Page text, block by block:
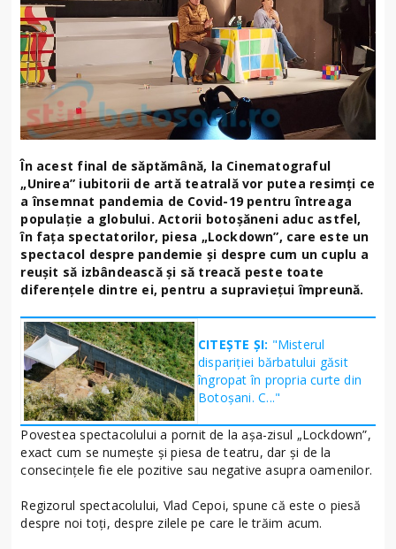
În acest final de săptămână, la Cinematograful
„Unirea” iubitorii de artă teatrală vor putea resimți ce
a însemnat pandemia de Covid-19 pentru întreaga
populație a globului. Actorii botoșăneni aduc astfel,
în fața spectatorilor, piesa „Lockdown”, care este un
spectacol despre pandemie și despre cum un cuplu a
reușit să izbândească și să treacă peste toate
diferențele dintre ei, pentru a supraviețui împreună.
CITEȘTE ȘI: "Misterul
dispariției bărbatului găsit
îngropat în propria curte din
Botoșani. C..."
Povestea spectacolului a pornit de la așa-zisul „Lockdown”,
exact cum se numește și piesa de teatru, dar și de la
consecințele fie ele pozitive sau negative asupra oamenilor.
Regizorul spectacolului, Vlad Cepoi, spune că este o piesă
despre noi toți, despre zilele pe care le trăim acum.